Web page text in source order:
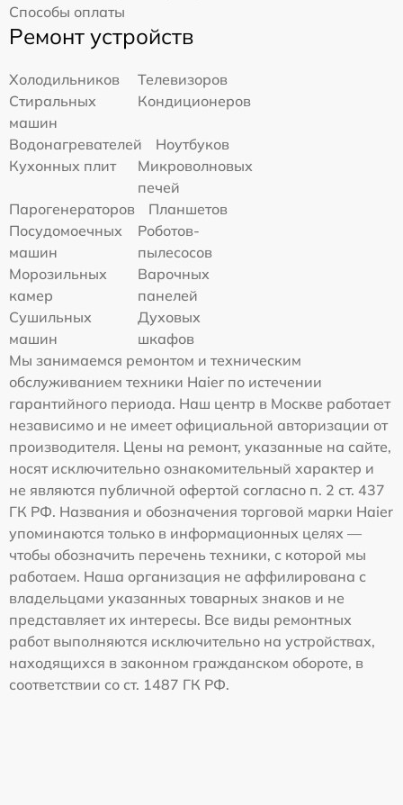
Способы оплаты
Ремонт устройств
Холодильников
Телевизоров
Стиральных
машин
Кондиционеров
Водонагревателей
Ноутбуков
Кухонных плит
Микроволновых
печей
Парогенераторов
Планшетов
Посудомоечных
машин
Роботов-
пылесосов
Морозильных
камер
Варочных
панелей
Сушильных
машин
Духовых
шкафов
Мы занимаемся ремонтом и техническим
обслуживанием техники Haier по истечении
гарантийного периода. Наш центр в Москве работает
независимо и не имеет официальной авторизации от
производителя. Цены на ремонт, указанные на сайте,
носят исключительно ознакомительный характер и
не являются публичной офертой согласно п. 2 ст. 437
ГК РФ. Названия и обозначения торговой марки Haier
упоминаются только в информационных целях —
чтобы обозначить перечень техники, с которой мы
работаем. Наша организация не аффилирована с
владельцами указанных товарных знаков и не
представляет их интересы. Все виды ремонтных
работ выполняются исключительно на устройствах,
находящихся в законном гражданском обороте, в
соответствии со ст. 1487 ГК РФ.